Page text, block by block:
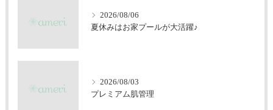
2026/08/06
夏休みはお家プールが大活躍♪
2026/08/03
プレミアム肌管理